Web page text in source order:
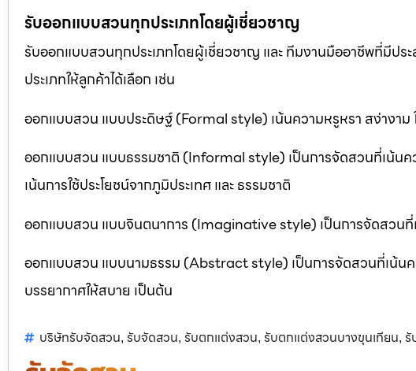
รับออกแบบสวนทุกประเภทโดยผู้เชี่ยวชาญ
รับออกแบบสวนทุกประเภทโดยผู้เชี่ยวชาญ และ ทีมงานมืออาชีพที่มีป
ประเภทให้ลูกค้าได้เลือก เช่น
ออกแบบสวน แบบประดิษฐ์ (Formal style) เน้นความหรูหรา สง่างาม
ออกแบบสวน แบบธรรมชาติ (Informal style) เป็นการจัดสวนที่เน้น
เน้นการใช้ประโยชน์จากภูมิประเทศ และ ธรรมชาติ
ออกแบบสวน แบบจินตนาการ (Imaginative style) เป็นการจัดสวนที่
ออกแบบสวน แบบนามธรรม (Abstract style) เป็นการจัดสวนที่เน้นคว
บรรยากาศให้สบาย เป็นต้น
บริษัทรับจัดสวน, รับจัดสวน, รับตกแต่งสวน, รับตกแต่งสวนบางขุนเทียน, รั